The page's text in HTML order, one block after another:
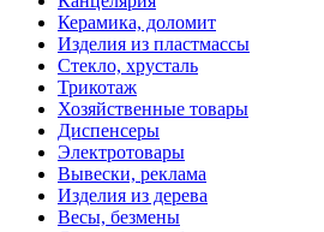
Керамика, доломит
Изделия из пластмассы
Стекло, хрусталь
Трикотаж
Хозяйственные товары
Диспенсеры
Электротовары
Вывески, реклама
Изделия из дерева
Весы, безмены